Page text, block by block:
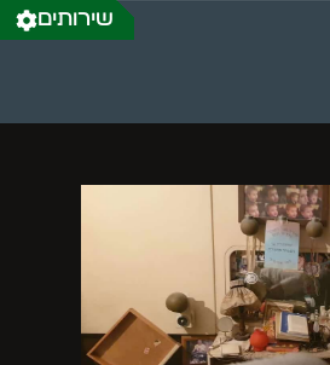
שירותים